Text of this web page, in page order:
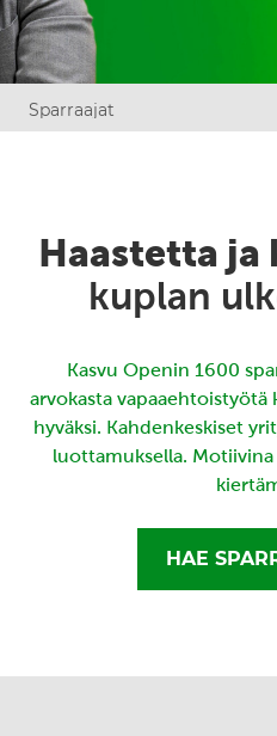
Sparraajat
Haastetta ja
kuplan
Kasvu Openin 1600
arvokasta
hyväksi. Kahdenkeskiset
luottamuksella.
HAE